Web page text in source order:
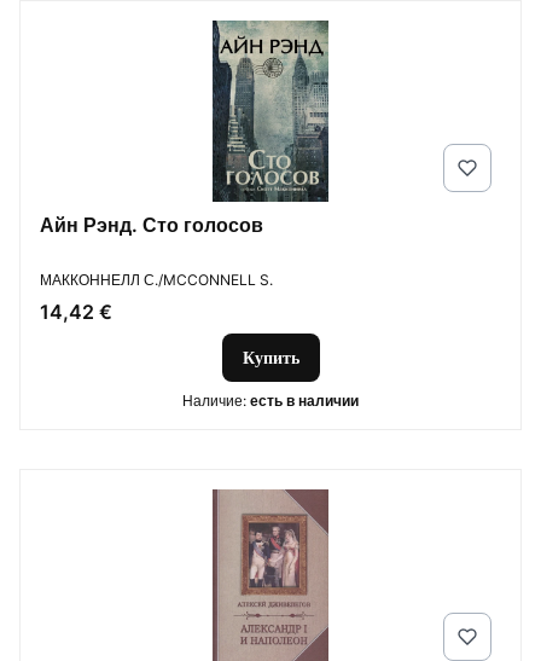
Айн Рэнд. Сто голосов
ПРОИЗВОДИТЕЛЬ
МАККОННЕЛЛ С./MCCONNELL S.
Цена
14,42 €
Купить
Наличие: есть в наличии